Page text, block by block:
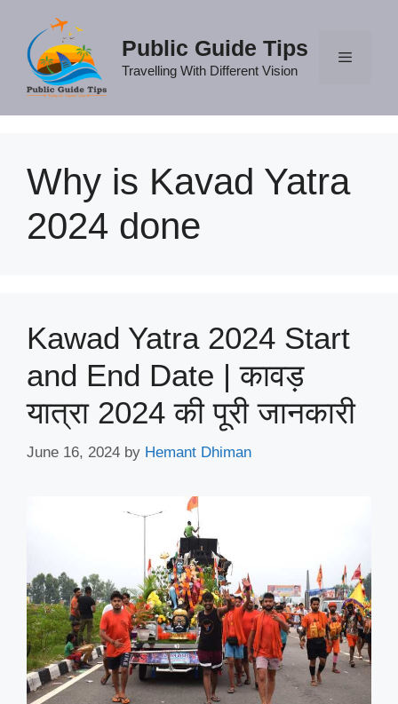
content
Public Guide Tips
Travelling With Different Vision
Why is Kavad Yatra
2024 done
Kawad Yatra 2024 Start
and End Date | कावड़
यात्रा 2024 की पूरी जानकारी
June 16, 2024 by Hemant Dhiman